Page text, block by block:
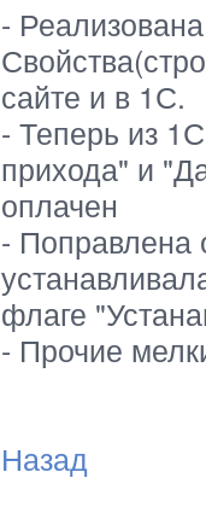
-
сайте и в 1С.
- Теперь из
прихода" и
оплачен
- Поправлена
флаге
- Прочие
Назад